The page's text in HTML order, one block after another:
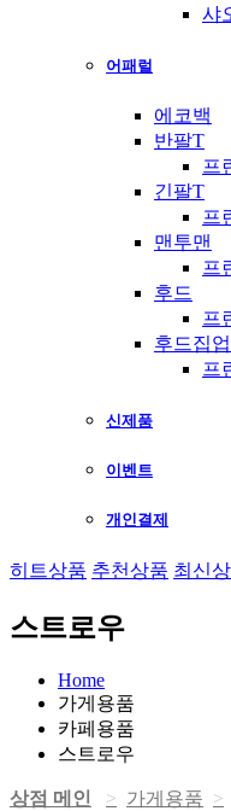
샤
어패럴
에코백
반팔T
프
긴팔T
프
맨투맨
프
후드
프
후드집업
프
신제품
이벤트
개인결제
히트상품 추천상품 최신
스트로우
Home
가게용품
카페용품
스트로우
상점 메인 가게용품